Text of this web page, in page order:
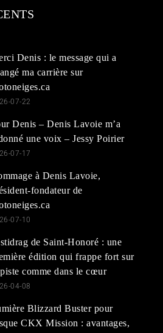
Denis : le message qui a
ma carrière sur
07-22
Denis – Denis Lavoie m’a
une voix – Jessy Poirier
07-17
à Denis Lavoie,
fondateur de
07-10
de Saint-Honoré : une
édition qui frappe fort sur
comme dans le cœur
04-08
Blizzard Buster pour
CKX Mission : avantages,